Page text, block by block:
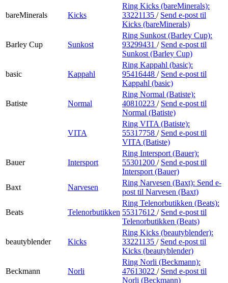
bareMinerals Kicks
Ring Kicks (bareMinerals):
33221135 / Send e-post til
Kicks (bareMinerals)
Barley Cup Sunkost
Ring Sunkost (Barley Cup):
93299431 / Send e-post til
Sunkost (Barley Cup)
basic Kappahl
Ring Kappahl (basic):
95416448 / Send e-post til
Kappahl (basic)
Batiste Normal
Ring Normal (Batiste):
40810223 / Send e-post til
Normal (Batiste)
VITA
Ring VITA (Batiste):
55317758 / Send e-post til
VITA (Batiste)
Bauer Intersport
Ring Intersport (Bauer):
55301200 / Send e-post til
Intersport (Bauer)
Baxt
Narvesen
Ring Narvesen (Baxt): Send e-
post til Narvesen (Baxt)
Beats Telenorbutikken
Ring Telenorbutikken (Beats):
55317612 / Send e-post til
Telenorbutikken (Beats)
beautyblender Kicks
Ring Kicks (beautyblender):
33221135 / Send e-post til
Kicks (beautyblender)
Beckmann Norli
Ring Norli (Beckmann):
47613022 / Send e-post til
Norli (Beckmann)